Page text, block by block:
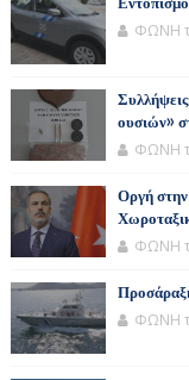
ΦΩΝΗ
ουσιών»
ΦΩΝΗ
Οργή στην
ΦΩΝΗ
ΦΩΝΗ